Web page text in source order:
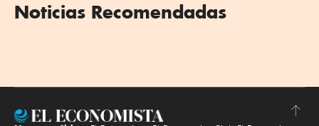
Noticias Recomendadas